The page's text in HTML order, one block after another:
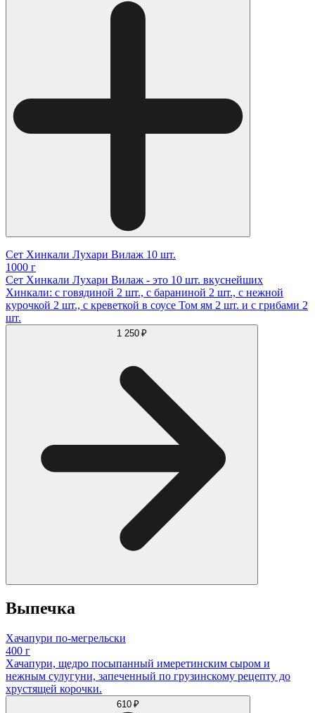
Сет Хинкали Лухари Вилаж 10 шт.
1000 г
Сет Хинкали Лухари Вилаж - это 10 шт. вкуснейших
Хинкали: с говядиной 2 шт., с бараниной 2 шт., с нежной
курочкой 2 шт., с креветкой в соусе Том ям 2 шт. и с грибами 2
шт.
1 250 ₽
Выпечка
Хачапури по-мегрельски
400 г
Хачапури, щедро посыпанный имеретинским сыром и
нежным сулугуни, запеченный по грузинскому рецепту до
хрустящей корочки.
610 ₽